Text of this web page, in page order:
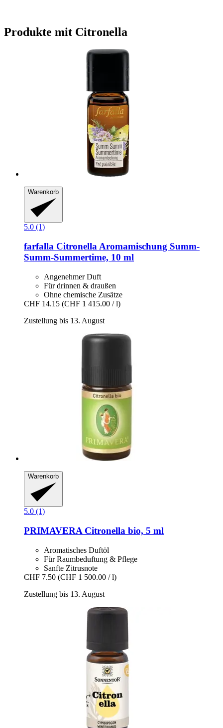
Produkte mit Citronella
Warenkorb
5.0 (1)
farfalla Citronella Aromamischung Summ-​
Summ-​Summertime, 10 ml
Angenehmer Duft
Für drinnen & draußen
Ohne chemische Zusätze
CHF 14.15 (CHF 1 415.00 / l)
Zustellung bis 13. August
Warenkorb
5.0 (1)
PRIMAVERA Citronella bio, 5 ml
Aromatisches Duftöl
Für Raumbeduftung & Pflege
Sanfte Zitrusnote
CHF 7.50 (CHF 1 500.00 / l)
Zustellung bis 13. August